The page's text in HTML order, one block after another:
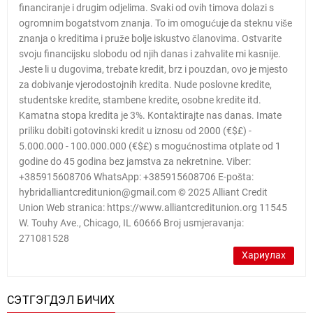
financiranje i drugim odjelima. Svaki od ovih timova dolazi s
ogromnim bogatstvom znanja. To im omogućuje da steknu više
znanja o kreditima i pruže bolje iskustvo članovima. Ostvarite
svoju financijsku slobodu od njih danas i zahvalite mi kasnije.
Jeste li u dugovima, trebate kredit, brz i pouzdan, ovo je mjesto
za dobivanje vjerodostojnih kredita. Nude poslovne kredite,
studentske kredite, stambene kredite, osobne kredite itd.
Kamatna stopa kredita je 3%. Kontaktirajte nas danas. Imate
priliku dobiti gotovinski kredit u iznosu od 2000 (€$£) -
5.000.000 - 100.000.000 (€$£) s mogućnostima otplate od 1
godine do 45 godina bez jamstva za nekretnine. Viber:
+385915608706 WhatsApp: +385915608706 E-pošta:
hybridalliantcreditunion@gmail.com © 2025 Alliant Credit
Union Web stranica: https://www.alliantcreditunion.org 11545
W. Touhy Ave., Chicago, IL 60666 Broj usmjeravanja:
271081528
Хариулах
СЭТГЭГДЭЛ БИЧИХ